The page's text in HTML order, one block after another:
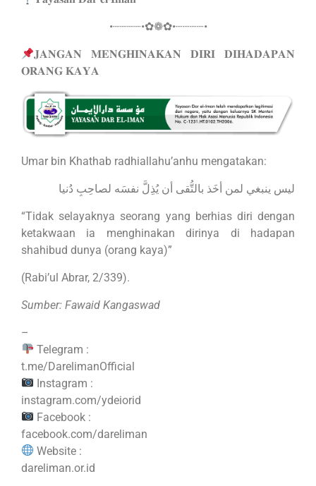
•┈┈┈┈•✿❁✿•┈┈┈┈•
𝐉𝐀𝐍𝐆𝐀𝐍 𝐌𝐄𝐍𝐆𝐇𝐈𝐍𝐀𝐊𝐀𝐍 𝐃𝐈𝐑𝐈 𝐃𝐈𝐇𝐀𝐃𝐀𝐏𝐀𝐍
𝐎𝐑𝐀𝐍𝐆 𝐊𝐀𝐘𝐀
Umar bin Khathab radhiallahu’anhu mengatakan:
ليس ينبغي لمن أخَذ بالتُّقى أن يُذِلَّ نفسَه لصاحِبِ دُنيا
“Tidak selayaknya seorang yang berhias diri dengan
ketakwaan ia menghinakan dirinya di hadapan
shahibud dunya (orang kaya)”
(Rabi’ul Abrar, 2/339).
Sumber: Fawaid Kangaswad
–
Telegram :
t.me/DarelimanOfficial
Instagram :
instagram.com/ydeiorid
Facebook :
facebook.com/dareliman
Website :
dareliman.or.id